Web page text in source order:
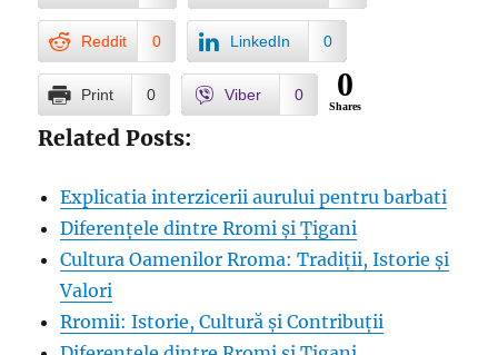
Reddit 0 LinkedIn 0
Print 0 Viber 0 0
Shares
Related Posts:
Explicatia interzicerii aurului pentru barbati
Diferențele dintre Rromi și Țigani
Cultura Oamenilor Rroma: Tradiții, Istorie și
Valori
Rromii: Istorie, Cultură și Contribuții